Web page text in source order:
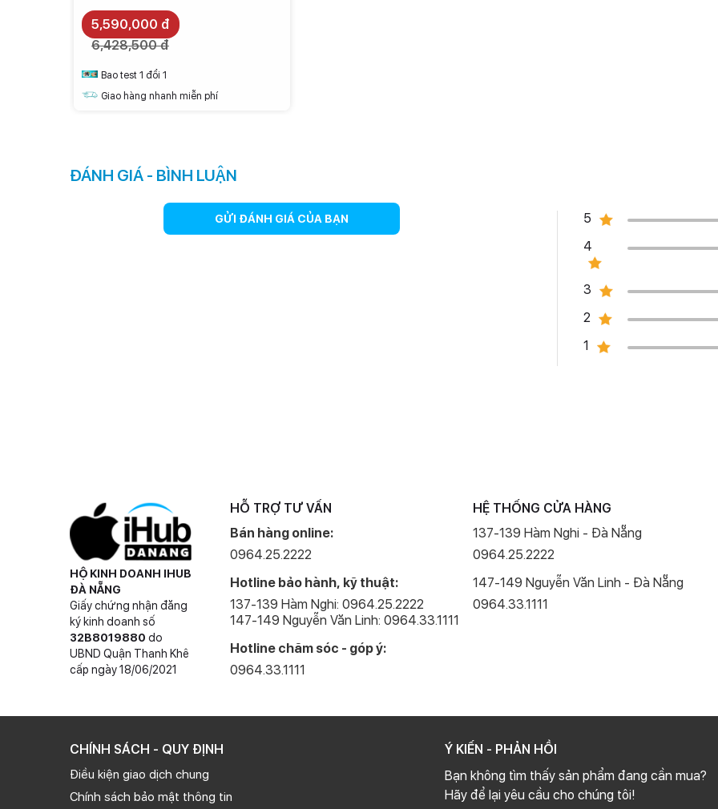
trang bị cho những chiếc iPhone trước đây.
Mỗi lần ra iPhone mới là mỗi lần Apple mang đến cho người dùng một trải nghiệm về hiệu
năng "chưa từng có".
Trên iPhone 11 mới Apple nâng cấp con chip của mình lên thế hệ Apple A13 Bionic rất mạnh mẽ.
Chiếc iPhone này cũng được nâng cấp dung lượng ram lên thành 4 GB thay vì 3 GB như thế hệ trước đó.
Mọi thao tác trên iPhone mới rất mượt mà bạn gần như sẽ không cảm nhận được sự giật lag cho dù có sử dụng
trong một thời gian dài.
5,590,000 đ
6,428,500 đ
Bao test 1 đổi 1
Giao hàng nhanh miễn phí
ĐÁNH GIÁ - BÌNH LUẬN
GỬI ĐÁNH GIÁ CỦA BẠN 5
4
3
2
1
HỘ KINH DOANH IHUB
ĐÀ NẴNG
Giấy chứng nhận đăng
ký kinh doanh số
32B8019880 do
UBND Quận Thanh Khê
cấp ngày 18/06/2021
HỖ TRỢ TƯ VẤN
Bán hàng online:
0964.25.2222
Hotline bảo hành, kỹ thuật:
137-139 Hàm Nghi: 0964.25.2222
147-149 Nguyễn Văn Linh: 0964.33.1111
Hotline chăm sóc - góp ý:
0964.33.1111
HỆ THỐNG CỬA HÀNG
137-139 Hàm Nghi - Đà Nẵng
0964.25.2222
147-149 Nguyễn Văn Linh - Đà Nẵng
0964.33.1111
CHÍNH SÁCH - QUY ĐỊNH
Điều kiện giao dịch chung
Chính sách bảo mật thông tin
Ý KIẾN - PHẢN HỒI
Bạn không tìm thấy sản phẩm đang cần mua?
Hãy để lại yêu cầu cho chúng tôi!